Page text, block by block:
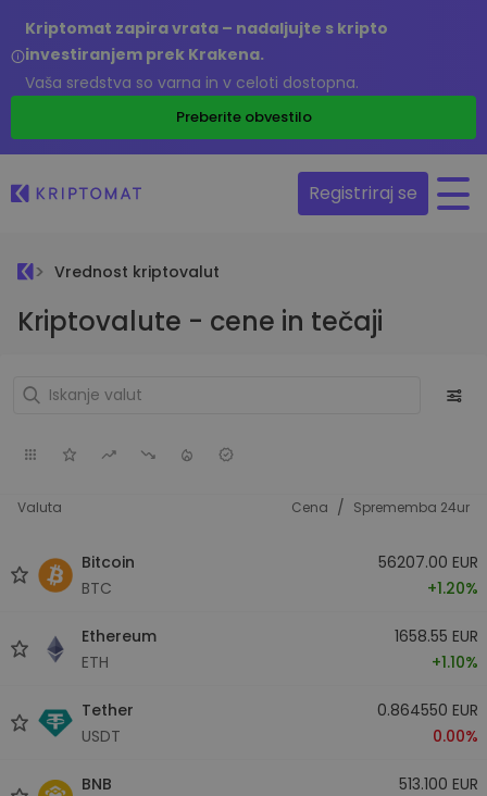
Kriptomat zapira vrata – nadaljujte s kripto
investiranjem prek Krakena.
Vaša sredstva so varna in v celoti dostopna.
Preberite obvestilo
Registriraj se
Vrednost kriptovalut
Kriptovalute - cene in tečaji
Valuta Cena / Sprememba 24ur
Bitcoin
BTC
56207.00 EUR
+1.20%
Ethereum
ETH
1658.55 EUR
+1.10%
Tether
USDT
0.864550 EUR
0.00%
BNB
513.100 EUR